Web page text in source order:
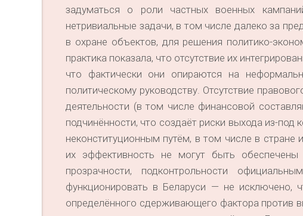
задуматься о роли частных военных
нетривиальные задачи, в том числе далеко за
в охране объектов, для решения политико-
практика показала, что отсутствие их
что фактически они опираются на
политическому руководству. Отсутствие
деятельности (в том числе финансовой
подчинённости, что создаёт риски выхода из-под
неконституционным путём, в том числе в стране
их эффективность не могут быть обеспечены
прозрачности, подконтрольности
функционировать в Беларуси — не исключено,
определённого сдерживающего фактора против